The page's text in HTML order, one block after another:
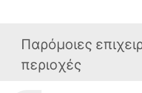
Παρόμοιες
περιοχές